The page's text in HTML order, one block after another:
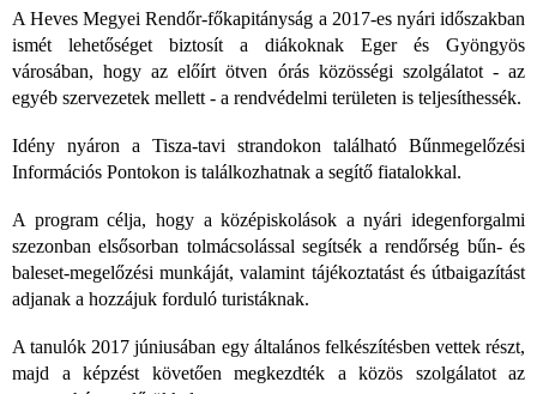
A Heves Megyei Rendőr-főkapitányság a 2017-es nyári időszakban
ismét lehetőséget biztosít a diákoknak Eger és Gyöngyös
városában, hogy az előírt ötven órás közösségi szolgálatot - az
egyéb szervezetek mellett - a rendvédelmi területen is teljesíthessék.
Idény nyáron a Tisza-tavi strandokon található Bűnmegelőzési
Információs Pontokon is találkozhatnak a segítő fiatalokkal.
A program célja, hogy a középiskolások a nyári idegenforgalmi
szezonban elsősorban tolmácsolással segítsék a rendőrség bűn- és
baleset-megelőzési munkáját, valamint tájékoztatást és útbaigazítást
adjanak a hozzájuk forduló turistáknak.
A tanulók 2017 júniusában egy általános felkészítésben vettek részt,
majd a képzést követően megkezdték a közös szolgálatot az